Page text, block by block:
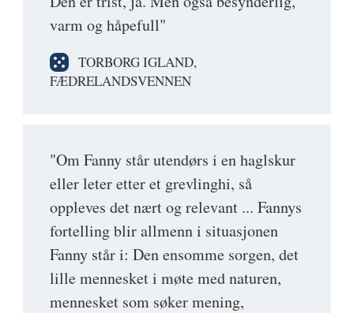
varm og håpefull"
TORBORG IGLAND,
FÆDRELANDSVENNEN
"Om Fanny står utendørs i en haglskur
eller leter etter et grevlinghi, så
oppleves det nært og relevant ... Fannys
fortelling blir allmenn i situasjonen
Fanny står i: Den ensomme sorgen, det
lille mennesket i møte med naturen,
mennesket som søker mening,